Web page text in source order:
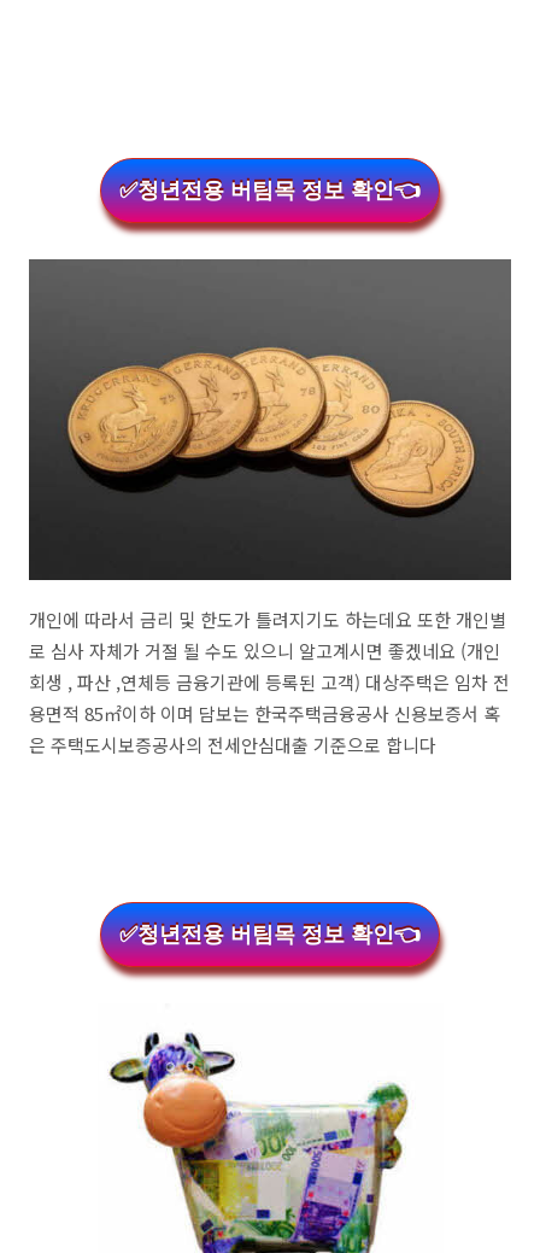
✅청년전용 버팀목 정보 확인👈
개인에 따라서 금리 및 한도가 틀려지기도 하는데요 또한 개인별
로 심사 자체가 거절 될 수도 있으니 알고계시면 좋겠네요 (개인
회생 , 파산 ,연체등 금융기관에 등록된 고객) 대상주택은 임차 전
용면적 85㎡이하 이며 담보는 한국주택금융공사 신용보증서 혹
은 주택도시보증공사의 전세안심대출 기준으로 합니다
✅청년전용 버팀목 정보 확인👈